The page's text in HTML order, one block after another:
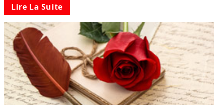
Lire La Suite